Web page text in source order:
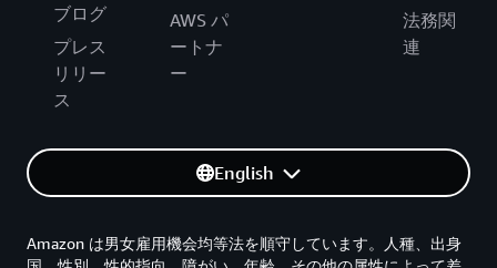
ブログ
プレス
リリー
ス
AWS パ
ートナ
ー
法務関
連
English
Amazon は男女雇用機会均等法を順守しています。人種、出身